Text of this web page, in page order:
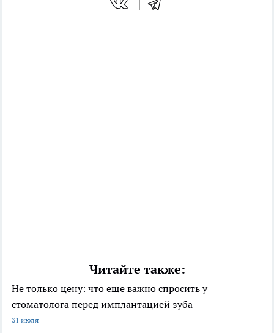
Читайте также:
Не только цену: что еще важно спросить у
стоматолога перед имплантацией зуба
31 июля